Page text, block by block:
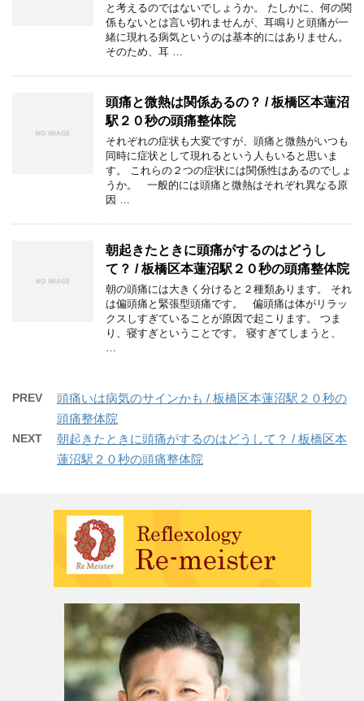
と考えるのではないでしょうか。 たしかに、何の関
係もないとは言い切れませんが、耳鳴りと頭痛が一
緒に現れる病気というのは基本的にはありません。
そのため、耳 …
頭痛と微熱は関係あるの？ / 板橋区本蓮沼
駅２０秒の頭痛整体院
それぞれの症状も大変ですが、頭痛と微熱がいつも
同時に症状として現れるという人もいると思いま
す。 これらの２つの症状には関係性はあるのでしょ
うか。 一般的には頭痛と微熱はそれぞれ異なる原
因 …
朝起きたときに頭痛がするのはどうし
て？ / 板橋区本蓮沼駅２０秒の頭痛整体院
朝の頭痛には大きく分けると２種類あります。 それ
は偏頭痛と緊張型頭痛です。 偏頭痛は体がリラッ
クスしすぎていることが原因で起こります。 つま
り、寝すぎということです。 寝すぎてしまうと、
PREV
頭痛いは病気のサインかも / 板橋区本蓮沼駅２０秒の
頭痛整体院
NEXT
朝起きたときに頭痛がするのはどうして？ / 板橋区本
蓮沼駅２０秒の頭痛整体院